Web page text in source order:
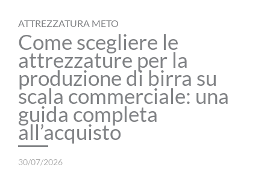
ATTREZZATURA METO
Come scegliere le
attrezzature per la
produzione di birra su
scala commerciale: una
guida completa
all’acquisto
30/07/2026